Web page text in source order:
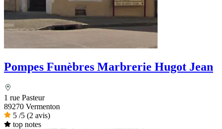
Pompes Funèbres Marbrerie Hugot Jean
1 rue Pasteur
89270 Vermenton
5 /5 (2 avis)
top notes